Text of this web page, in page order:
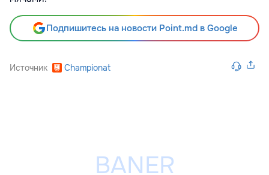
Подпишитесь на новости Point.md в Google
Источник Championat